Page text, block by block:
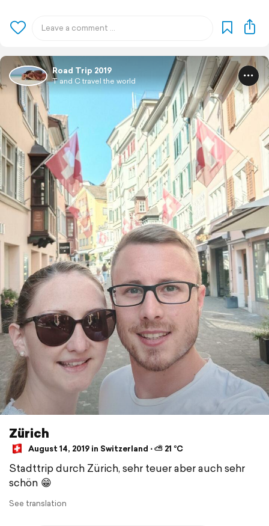
Road Trip 2019
T and C travel the world
Zürich
August 14, 2019 in Switzerland ⋅ ⛅ 21 °C
Stadttrip durch Zürich, sehr teuer aber auch sehr
schön 😁
See translation